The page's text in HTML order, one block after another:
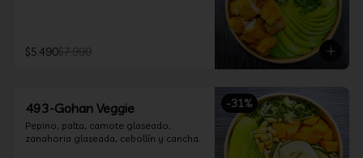
$5.490$7.990
-31%
493-Gohan Veggie
Pepino, palta, camote glaseado,
zanahoria glaseada, cebollín y cancha.